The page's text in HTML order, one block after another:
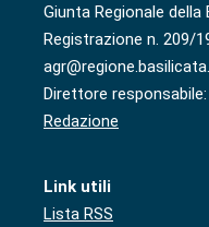
Giunta Regionale della
Registrazione n. 209/
Direttore responsabile:
Redazione
Link utili
Lista RSS